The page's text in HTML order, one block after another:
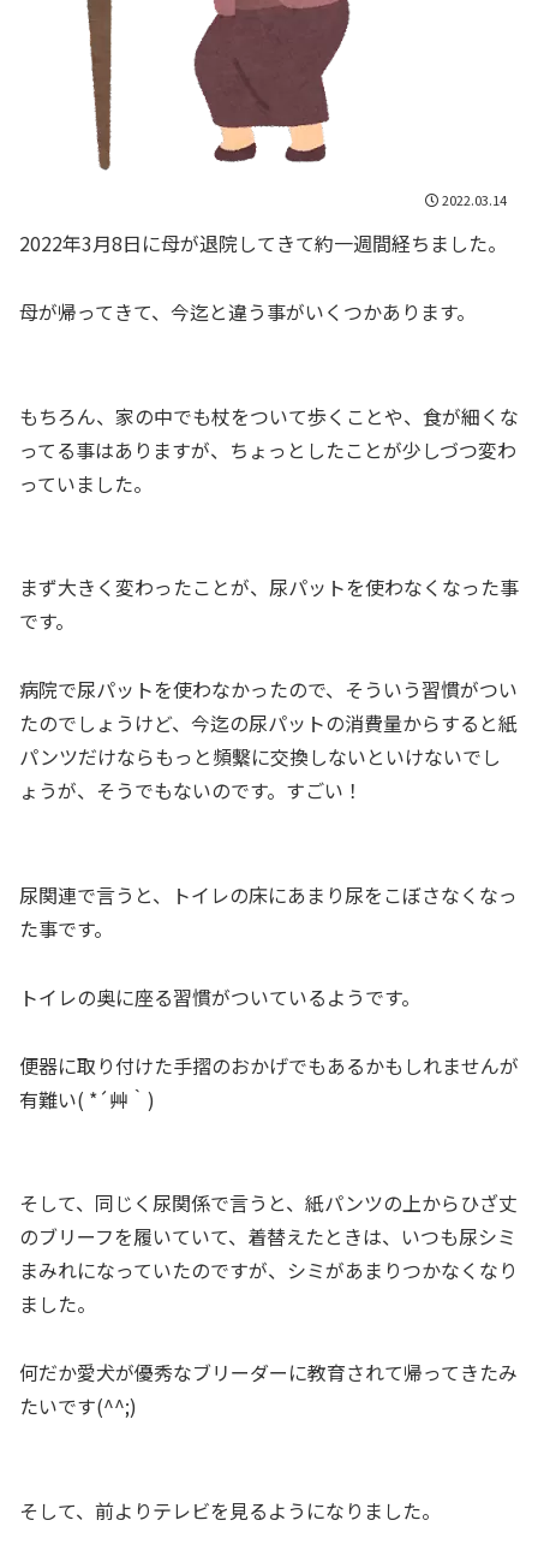
2022.03.14
2022年3月8日に母が退院してきて約一週間経ちました。
母が帰ってきて、今迄と違う事がいくつかあります。
もちろん、家の中でも杖をついて歩くことや、食が細くな
ってる事はありますが、ちょっとしたことが少しづつ変わ
っていました。
まず大きく変わったことが、尿パットを使わなくなった事
です。
病院で尿パットを使わなかったので、そういう習慣がつい
たのでしょうけど、今迄の尿パットの消費量からすると紙
パンツだけならもっと頻繫に交換しないといけないでし
ょうが、そうでもないのです。すごい！
尿関連で言うと、トイレの床にあまり尿をこぼさなくなっ
た事です。
トイレの奥に座る習慣がついているようです。
便器に取り付けた手摺のおかげでもあるかもしれませんが
有難い( *´艸｀)
そして、同じく尿関係で言うと、紙パンツの上からひざ丈
のブリーフを履いていて、着替えたときは、いつも尿シミ
まみれになっていたのですが、シミがあまりつかなくなり
ました。
何だか愛犬が優秀なブリーダーに教育されて帰ってきたみ
たいです(^^;)
そして、前よりテレビを見るようになりました。